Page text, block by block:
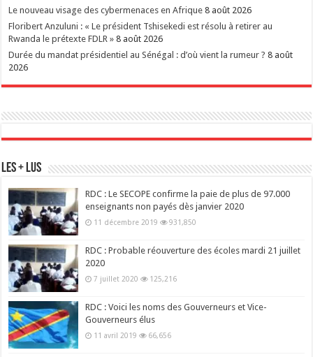
Le nouveau visage des cybermenaces en Afrique 8 août 2026
Floribert Anzuluni : « Le président Tshisekedi est résolu à retirer au
Rwanda le prétexte FDLR » 8 août 2026
Durée du mandat présidentiel au Sénégal : d’où vient la rumeur ? 8 août
2026
Les + Lus
RDC : Le SECOPE confirme la paie de plus de 97.000
enseignants non payés dès janvier 2020
11 décembre 2019 931,850
RDC : Probable réouverture des écoles mardi 21 juillet
2020
7 juillet 2020 125,216
RDC : Voici les noms des Gouverneurs et Vice-
Gouverneurs élus
11 avril 2019 66,656